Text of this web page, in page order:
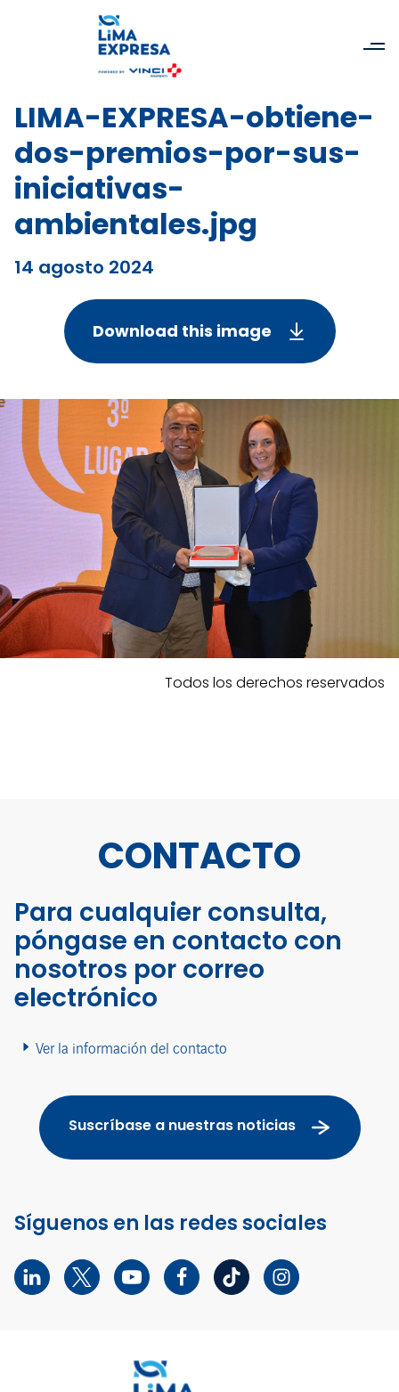
LIMA-EXPRESA-obtiene-
dos-premios-por-sus-
iniciativas-
ambientales.jpg
14 agosto 2024
Download this image
Todos los derechos reservados
CONTACTO
Para cualquier consulta,
póngase en contacto con
nosotros por correo
electrónico
Ver la información del contacto
Suscríbase a nuestras noticias
Síguenos en las redes sociales